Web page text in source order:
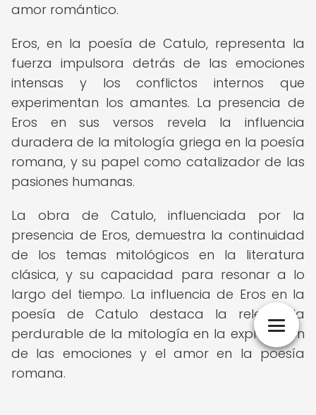
amor romántico.
Eros, en la poesía de Catulo, representa la
fuerza impulsora detrás de las emociones
intensas y los conflictos internos que
experimentan los amantes. La presencia de
Eros en sus versos revela la influencia
duradera de la mitología griega en la poesía
romana, y su papel como catalizador de las
pasiones humanas.
La obra de Catulo, influenciada por la
presencia de Eros, demuestra la continuidad
de los temas mitológicos en la literatura
clásica, y su capacidad para resonar a lo
largo del tiempo. La influencia de Eros en la
poesía de Catulo destaca la relevancia
perdurable de la mitología en la exploración
de las emociones y el amor en la poesía
romana.